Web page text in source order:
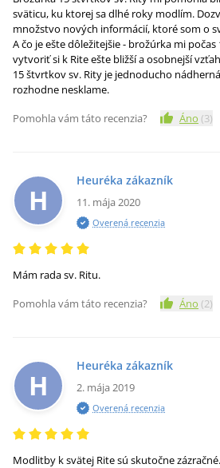
sväticu, ku ktorej sa dlhé roky modlím.
množstvo nových informácií, ktoré som o
A čo je ešte dôležitejšie - brožúrka mi
vytvoriť si k Rite ešte bližší a osobnejší
15 štvrtkov sv. Rity je jednoducho
rozhodne nesklame.
Pomohla vám táto recenzia?
Áno (3)
H
Heuréka zákazník
11. mája 2020
Overená recenzia
Mám rada sv. Ritu.
Pomohla vám táto recenzia?
Áno (2)
H
Heuréka zákazník
2. mája 2019
Overená recenzia
Modlitby k svätej Rite sú skutočne zázračné.